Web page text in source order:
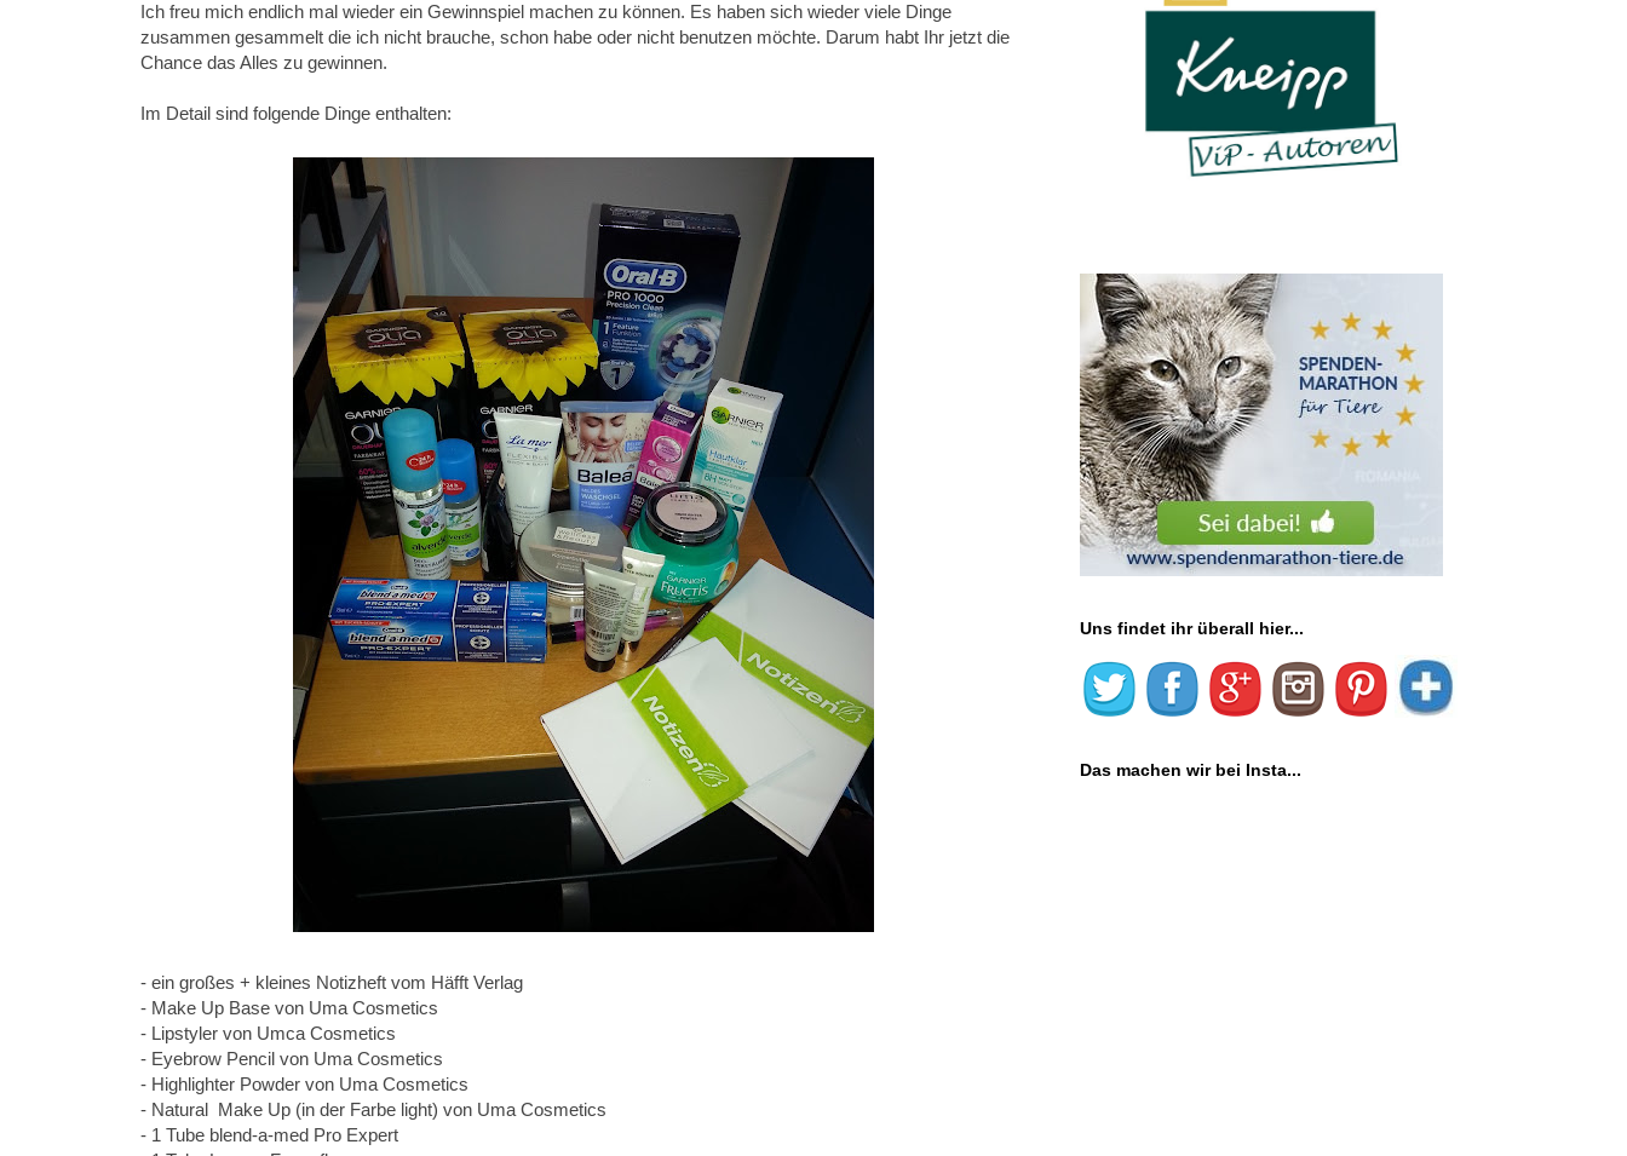
Ich freu mich endlich mal wieder ein Gewinnspiel machen zu können. Es haben sich wieder viele Dinge
zusammen gesammelt die ich nicht brauche, schon habe oder nicht benutzen möchte. Darum habt Ihr jetzt die
Chance das Alles zu gewinnen.
Im Detail sind folgende Dinge enthalten:
- ein großes + kleines Notizheft vom Häfft Verlag
- Make Up Base von Uma Cosmetics
- Lipstyler von Umca Cosmetics
- Eyebrow Pencil von Uma Cosmetics
- Highlighter Powder von Uma Cosmetics
- Natural Make Up (in der Farbe light) von Uma Cosmetics
- 1 Tube blend-a-med Pro Expert
Uns findet ihr überall hier...
Das machen wir bei Insta...